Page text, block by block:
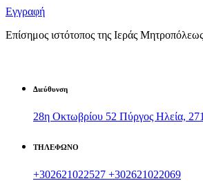
Εγγραφή
Επίσημος ιστότοπος της Ιεράς
Διεύθυνση
28η Οκτωβρίου 52 Πύργος Ηλεία,
ΤΗΛΕΦΩΝΟ
+302621022527 +302621022069